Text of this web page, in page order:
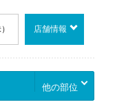
店舗情報
他の部位